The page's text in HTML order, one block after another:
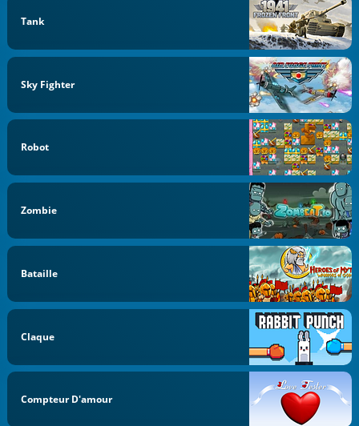
Tank
Sky Fighter
Robot
Zombie
Bataille
Claque
Compteur D'amour